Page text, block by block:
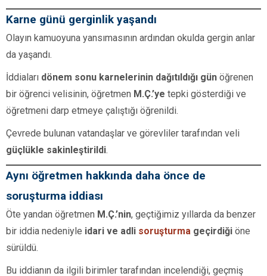
Karne günü gerginlik yaşandı
Olayın kamuoyuna yansımasının ardından okulda gergin anlar
da yaşandı.
İddiaları dönem sonu karnelerinin dağıtıldığı gün öğrenen
bir öğrenci velisinin, öğretmen M.Ç.’ye tepki gösterdiği ve
öğretmeni darp etmeye çalıştığı öğrenildi.
Çevrede bulunan vatandaşlar ve görevliler tarafından veli
güçlükle sakinleştirildi.
Aynı öğretmen hakkında daha önce de
soruşturma iddiası
Öte yandan öğretmen M.Ç.’nin, geçtiğimiz yıllarda da benzer
bir iddia nedeniyle idari ve adli soruşturma geçirdiği öne
sürüldü.
Bu iddianın da ilgili birimler tarafından incelendiği, geçmiş